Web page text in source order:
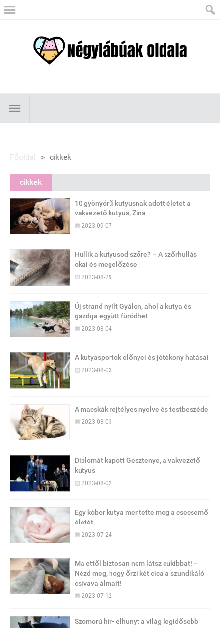
Főoldal > cikkek
cikkek
10 gyönyörű kutyusnak adott életet a
vakvezető kutyus, Zina
2023-09-07
Hullik a kutyusod szőre? – A szőrhullás
okai és megelőzése
2023-08-29
Új strand nyílt Gyálon, ahol a kutya és
gazdija együtt fürödhet
2023-08-04
A kutyasportok előnyei és jótékony hatásai
2023-08-03
A macskák rejtélyes nyelve és testbeszéde
2023-08-03
Diplomát kapott Gesztenye, a vakvezető
kutyus
2023-08-02
Egy kóbor kutya mentette meg a csecsemő
életét
2023-07-24
Ma ettől biztosan nem látsz cukibbat! –
Nézd meg, hogy őrzi két cica a szundikáló
csivava álmait!
2023-07-12
Szomorú hír- elhunyt a világ legidősebb